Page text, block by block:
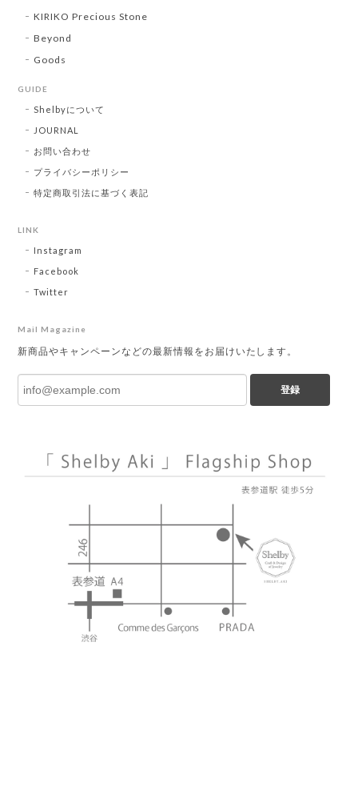
KIRIKO Precious Stone
Beyond
Goods
GUIDE
Shelbyについて
JOURNAL
お問い合わせ
プライバシーポリシー
特定商取引法に基づく表記
LINK
Instagram
Facebook
Twitter
Mail Magazine
新商品やキャンペーンなどの最新情報をお届けいたします。
登録